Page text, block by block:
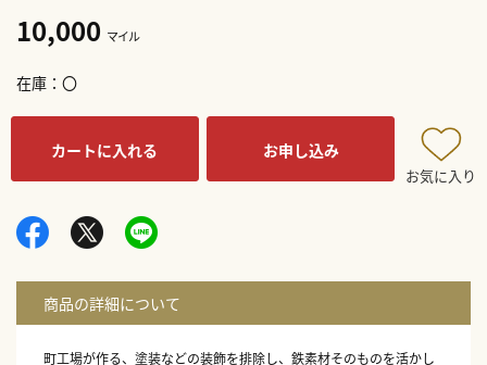
10,000 マイル
在庫 〇
カートに入れる お申し込み
お気に入り
町工場が作る、塗装などの装飾を排除し、鉄素材そのものを活かし